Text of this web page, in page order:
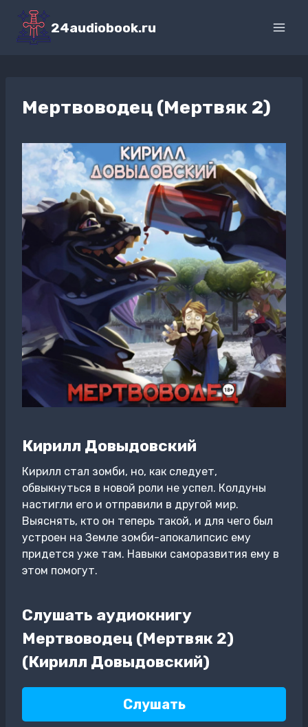
Перейти
содержимому
24audiobook.ru
Мертвоводец (Мертвяк 2)
Кирилл Довыдовский
Кирилл стал зомби, но, как следует,
обвыкнуться в новой роли не успел. Колдуны
настигли его и отправили в другой мир.
Выяснять, кто он теперь такой, и для чего был
устроен на Земле зомби-апокалипсис ему
придется уже там. Навыки саморазвития ему в
этом помогут.
Слушать аудиокнигу
Мертвоводец (Мертвяк 2)
(Кирилл Довыдовский)
Слушать